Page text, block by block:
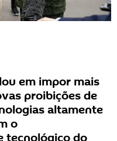
em impor mais
proibições de
altamente
o